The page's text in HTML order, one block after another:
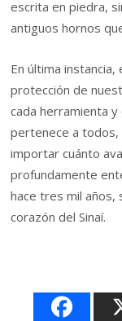
escrita en piedra,
antiguos hornos
En última
protección de
cada herramienta
pertenece a todos,
importar cuánto
profundamente
hace tres mil años,
corazón del Sinaí.